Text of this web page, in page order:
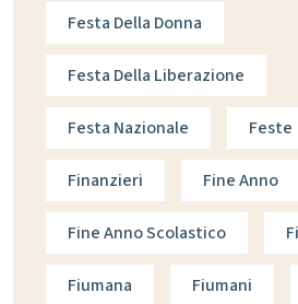
Festa Della Donna
Festa Della Liberazione
Festa Nazionale Feste
Finanzieri Fine Anno
Fine Anno Scolastico
Fiumana Fiumani